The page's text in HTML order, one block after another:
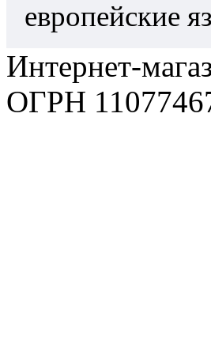
европейские
Интернет-
ОГРН